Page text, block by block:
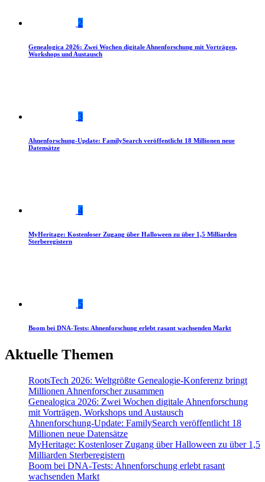
2
Genealogica 2026: Zwei Wochen digitale Ahnenforschung mit Vorträgen,
Workshops und Austausch
3
Ahnenforschung-Update: FamilySearch veröffentlicht 18 Millionen neue
Datensätze
4
MyHeritage: Kostenloser Zugang über Halloween zu über 1,5 Milliarden
Sterberegistern
5
Boom bei DNA-Tests: Ahnenforschung erlebt rasant wachsenden Markt
Aktuelle Themen
RootsTech 2026: Weltgrößte Genealogie-Konferenz bringt
Millionen Ahnenforscher zusammen
Genealogica 2026: Zwei Wochen digitale Ahnenforschung
mit Vorträgen, Workshops und Austausch
Ahnenforschung-Update: FamilySearch veröffentlicht 18
Millionen neue Datensätze
MyHeritage: Kostenloser Zugang über Halloween zu über 1,5
Milliarden Sterberegistern
Boom bei DNA-Tests: Ahnenforschung erlebt rasant
wachsenden Markt